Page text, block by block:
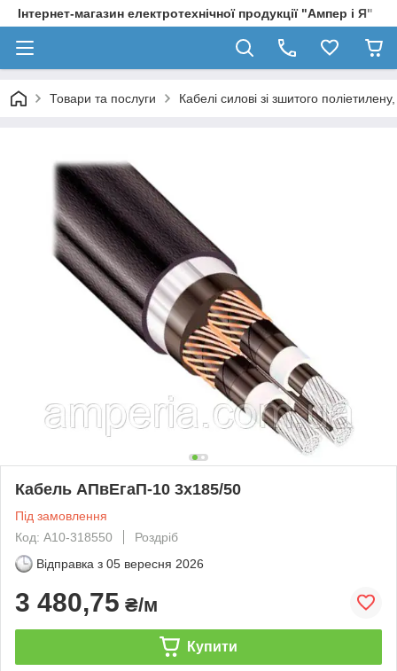
Інтернет-магазин електротехнічної продукції "Ампер і Я"
Товари та послуги Кабелі силові зі зшитого
Кабель АПвЕгаП‑10 3х185/50
Під замовлення
Код: А10-318550
Роздріб
Відправка з 05 вересня 2026
3 480,75 ₴/м
Купити